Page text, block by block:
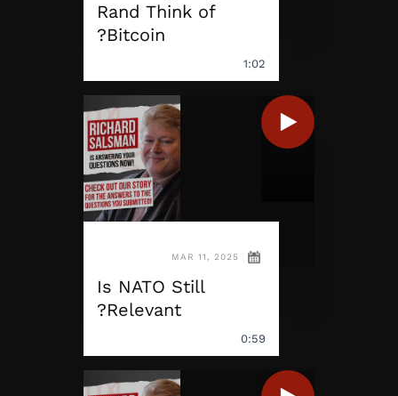
Rand Think of
Bitcoin?
1:02
MAR 11, 2025
Is NATO Still
Relevant?
0:59